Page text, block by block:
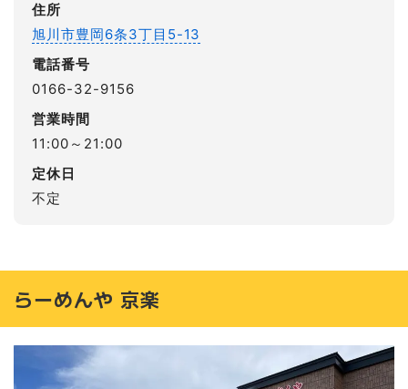
住所
旭川市豊岡6条3丁目5-13
電話番号
0166-32-9156
営業時間
11:00～21:00
定休日
不定
らーめんや 京楽